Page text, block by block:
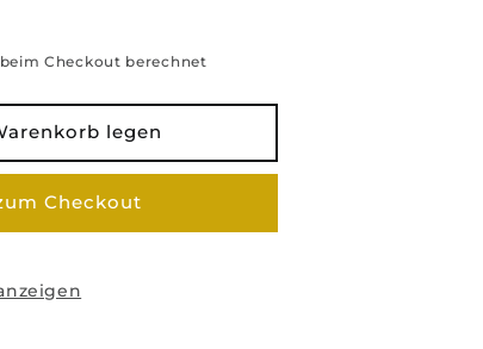
Checkout berechnet
legen
Checkout